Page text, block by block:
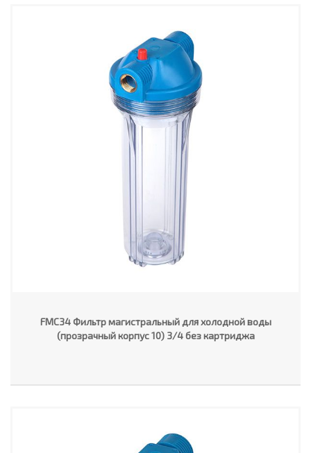
FMC34 Фильтр магистральный для холодной воды
(прозрачный корпус 10) 3/4 без картриджа